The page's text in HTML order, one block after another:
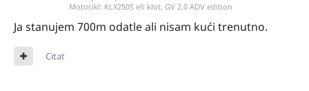
Motocikl: KLX250S efi klot, GV 2.0 ADV edition
Ja stanujem 700m odatle ali nisam kući trenutno.
Citat